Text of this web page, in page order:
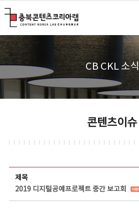
CB CKL 소식
콘텐츠이슈
제목
2019 디지털공예프로젝트 중간 보고회